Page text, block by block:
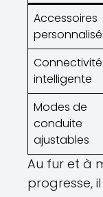
Accessoires
Connectivité
intelligente
Modes de
conduite
ajustables
Au fur et à
progresse,